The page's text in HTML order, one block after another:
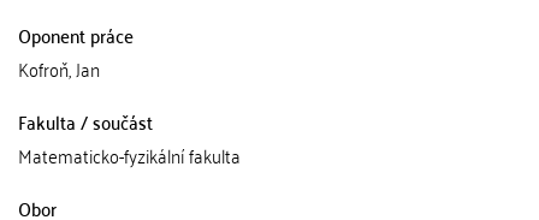
Oponent práce
Kofroň, Jan
Fakulta / součást
Matematicko-fyzikální fakulta
Obor